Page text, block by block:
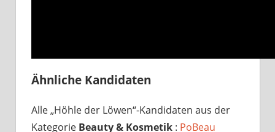
Ähnliche Kandidaten
Alle „Höhle der Löwen“-Kandidaten aus der
Kategorie Beauty & Kosmetik : PoBeau